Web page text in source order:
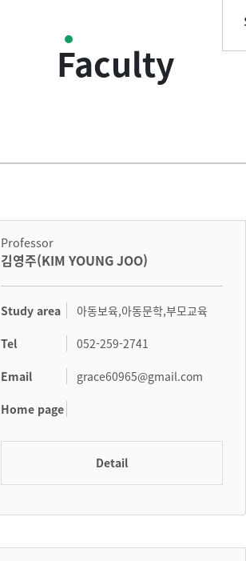
Faculty
Professor
김영주(KIM YOUNG JOO)
Study area 아동보육,아동문학,부모교육
Tel 052-259-2741
Email grace60965@gmail.com
Home page
Detail